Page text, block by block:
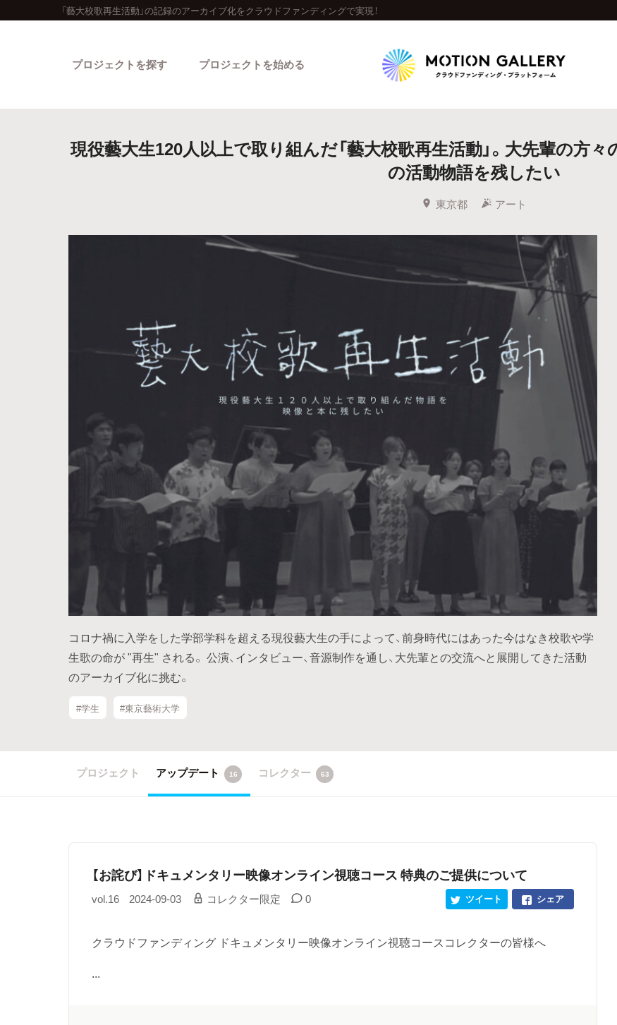
「藝大校歌再生活動」の記録のアーカイブ化をクラウドファンディングで実現！
プロジェクトを探す
人気のプロジェクト 新着プロジェクト 終了間近のプロ
Feature
カテゴリーから探す タグから探す キュレーターから探す 特集から探す
Legendary
調達額が大きいプロジェクト
プロジェクトを始める
現役藝大生120人以上で取り組んだ「藝大校歌再生活動」。大先輩の方
の活動物語を残したい
東京都 アート
コロナ禍に入学をした学部学科を超える現役藝大生の手によって、前身時代にはあった今はなき校歌や学
生歌の命が "再生" される。 公演、インタビュー、音源制作を通し、大先輩との交流へと展開してきた活動
のアーカイブ化に挑む。
#学生 #東京藝術大学
プロジェクト アップデート 16 コレクター 63
【お詫び】ドキュメンタリー映像オンライン視聴コース 特典のご提供について
vol.16 2024-09-03 コレクター限定 0 シェア
ツイート
クラウドファンディング ドキュメンタリー映像オンライン視聴コースコレクターの皆様へ
...